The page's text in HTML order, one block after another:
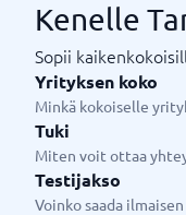
Kenelle
Sopii
Yrityksen koko
Minkä kokoiselle
Tuki
Miten voit ottaa
Testijakso
Voinko saada